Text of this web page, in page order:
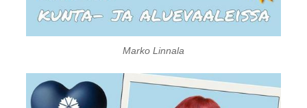
Marko Linnala